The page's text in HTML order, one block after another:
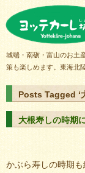
城端・南砺・富山のお土
策も楽しめます。東海北
Posts Tagged ‘
大根寿しの時期
かぶら寿しの時期も